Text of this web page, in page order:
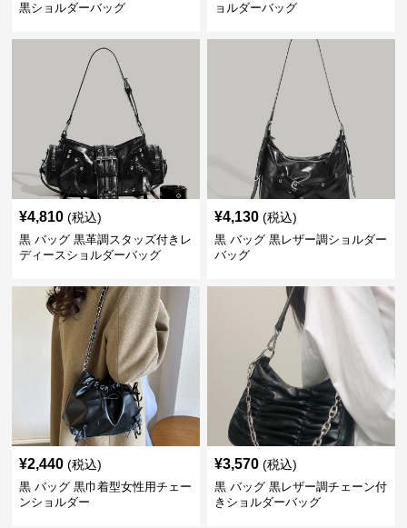
黒ショルダーバッグ
ョルダーバッグ
¥4,810 (税込)
黒 バッグ 黒革調スタッズ付きレ
ディースショルダーバッグ
¥4,130 (税込)
黒 バッグ 黒レザー調ショルダー
バッグ
¥2,440 (税込)
黒 バッグ 黒巾着型女性用チェー
ンショルダー
¥3,570 (税込)
黒 バッグ 黒レザー調チェーン付
きショルダーバッグ